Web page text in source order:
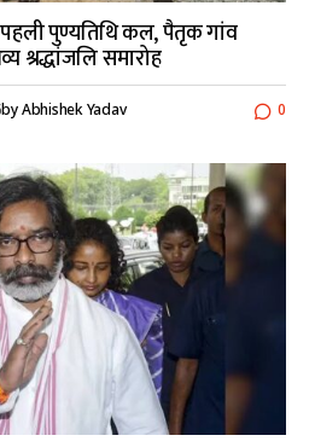
पुण्यतिथि कल, पैतृक गांव
श्रद्धांजलि समारोह
byAbhishek Yadav 0